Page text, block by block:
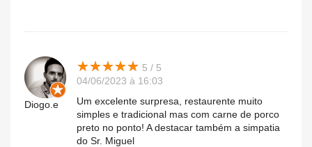
Diogo.e
★★★★★
★★★★★ 5 / 5
04/06/2023 à 16:03
Um excelente surpresa, restaurente muito
simples e tradicional mas com carne de porco
preto no ponto! A destacar também a simpatia
do Sr. Miguel